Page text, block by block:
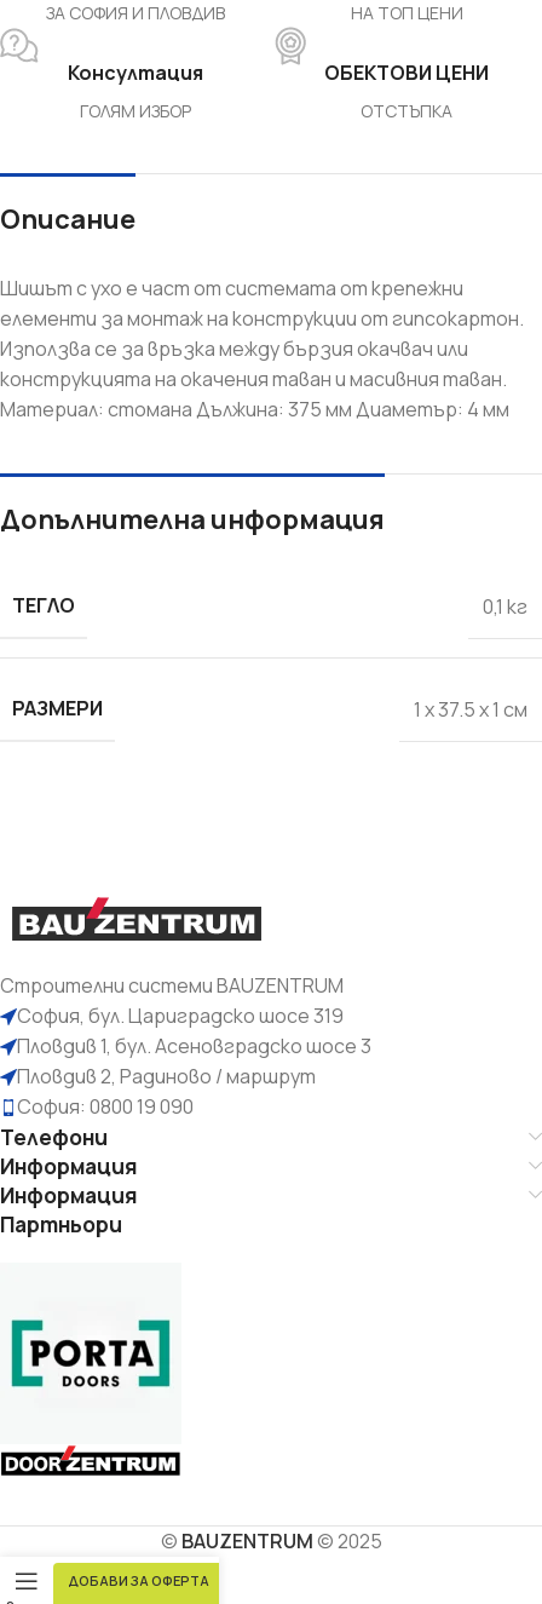
ЗА СОФИЯ И ПЛОВДИВ НА ТОП ЦЕНИ
Консултация
ГОЛЯМ ИЗБОР
ОБЕКТОВИ ЦЕНИ
ОТСТЪПКА
Описание
Шишът с ухо е част от системата от крепежни
елементи за монтаж на конструкции от гипсокартон.
Използва се за връзка между бързия окачвач или
конструкцията на окачения таван и масивния таван.
Материал: стомана Дължина: 375 мм Диаметър: 4 мм
Допълнителна информация
ТЕГЛО 0,1 кг
РАЗМЕРИ 1 x 37.5 x 1 см
Строителни системи BAUZENTRUM
София, бул. Цариградско шосе 319
Пловдив 1, бул. Асеновградско шосе 3
Пловдив 2, Радиново / маршрут
София: 0800 19 090
Телефони
Информация
Информация
Партньори
© BAUZENTRUM© 2025
ДОБАВИ ЗА ОФЕРТА